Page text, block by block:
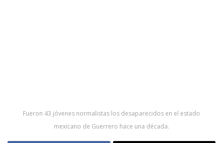
Fueron 43 jóvenes normalistas los desaparecidos en el estado
mexicano de Guerrero hace una década.